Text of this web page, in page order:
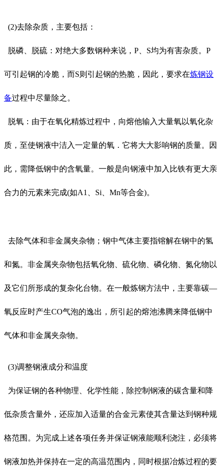
(2)去除杂质，主要包括：
脱磷、脱硫：对绝大多数钢种来说，P、S均为有害杂质。P
可引起钢的冷脆，而S则引起钢的热脆，因此，要求在炼钢设
备过程中尽量除之。
脱氧：由于在氧化精炼过程中，向熔他输入大量氧以氧化杂
质，至使钢液中洁入一定量的氧．它将大大影响钢的质量。因
此，需降低钢中的含氧量。一般是向钢液中加入比铁有更大亲
合力的元素来完成(如A1、Si、Mn等合金)。
去除气体和非金属夹杂物；钢中气体主要指镕解在钢中的氢
和氮。非金属夹杂物包括氧化物、硫化物、磷化物、氮化物以
及它们所形成的复杂化台物。在一般炼钢方法中，主要靠碳—
氧反应时产生CO气泡的逸出，所引起的熔池沸腾来降低钢中
气体和非金属夹杂物。
(3)调整钢液成分和温度
为保证钢的各种物理、化学性能，除控制钢液的碳含量和降
低杂质含量外，还应加入适量的合金元素使其含量达到钢种规
格范围。为完成上述各项任务并保证钢液能顺利浇注，必须将
钢液加热并保持在一定的高温范围内，同时根据冶炼过程的要